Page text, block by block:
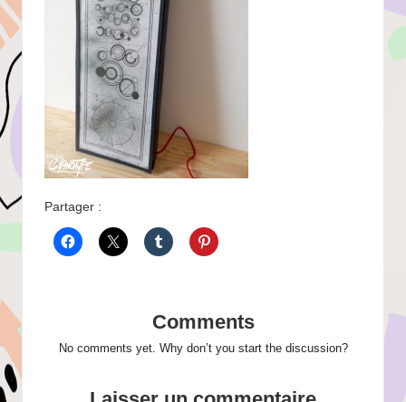
Partager :
Comments
No comments yet. Why don’t you start the discussion?